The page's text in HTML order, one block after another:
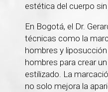
estética del cuerpo
En Bogotá, el Dr.
técnicas como la
hombres y
hombres para crear
estilizado. La
no solo mejora la